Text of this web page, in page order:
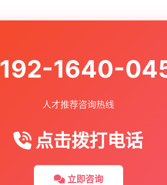
192-1640-
人才推荐咨询热线
点击拨打电话
立即咨询